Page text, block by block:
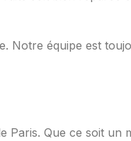
Notre équipe est
Que ce soit un